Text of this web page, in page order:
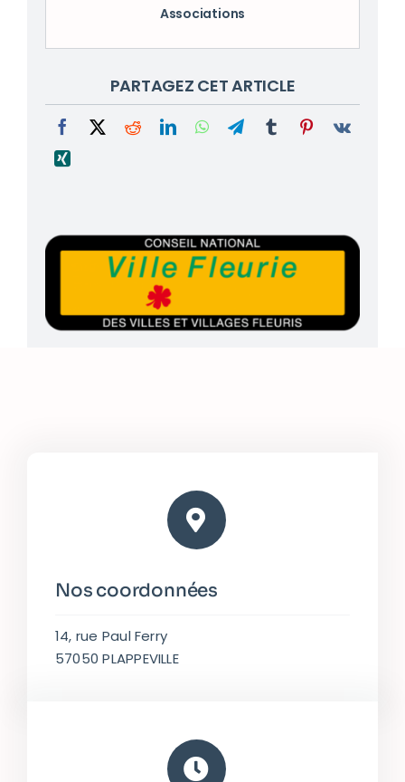
Associations
PARTAGEZ CET ARTICLE
Nos coordonnées
14, rue Paul Ferry
57050 PLAPPEVILLE